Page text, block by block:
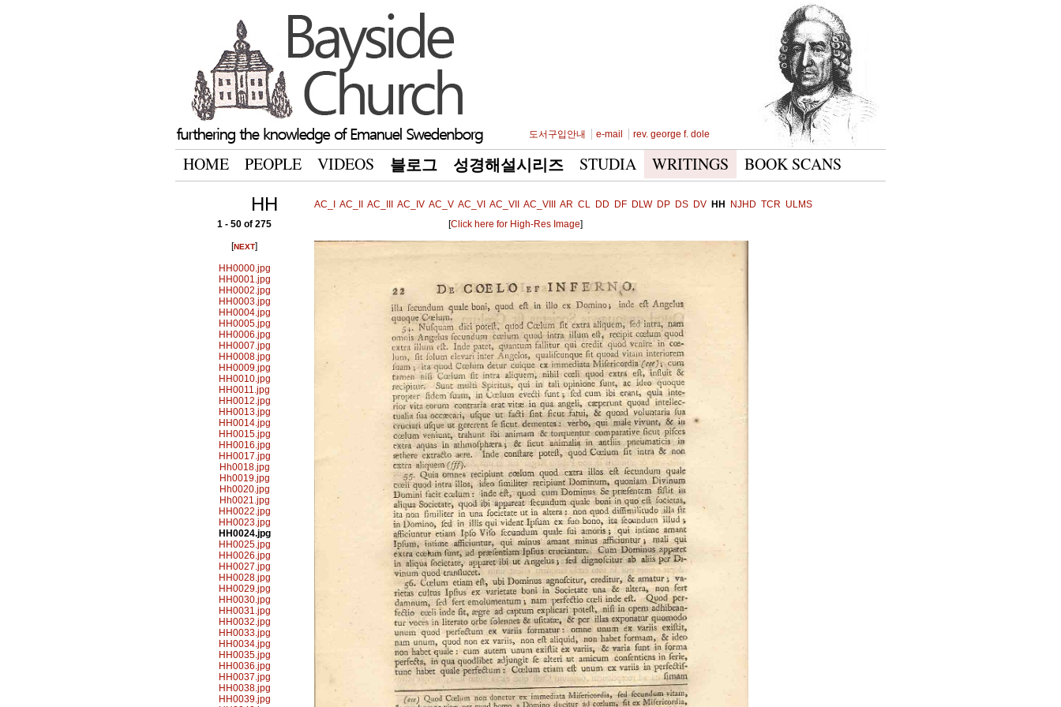
도서구입안내 e-mail rev. george f. dole
HOME PEOPLE VIDEOS 블로그 성경해설시리즈 STUDIA WRITINGS
BOOK SCANS
HH
AC_I AC_II AC_III AC_IV AC_V AC_VI AC_VII AC_VIII AR CL DD DF DLW DP DS DV HH NJHD TCR ULMS
1 - 50 of 275
[NEXT]
HH0000.jpg
HH0001.jpg
HH0002.jpg
HH0003.jpg
HH0004.jpg
HH0005.jpg
HH0006.jpg
HH0007.jpg
HH0008.jpg
HH0009.jpg
HH0010.jpg
HH0011.jpg
HH0012.jpg
HH0013.jpg
HH0014.jpg
HH0015.jpg
HH0016.jpg
HH0017.jpg
Hh0018.jpg
Hh0019.jpg
Hh0020.jpg
Hh0021.jpg
HH0022.jpg
HH0023.jpg
HH0024.jpg
HH0025.jpg
HH0026.jpg
HH0027.jpg
HH0028.jpg
HH0029.jpg
HH0030.jpg
HH0031.jpg
HH0032.jpg
HH0033.jpg
HH0034.jpg
HH0035.jpg
HH0036.jpg
HH0037.jpg
HH0038.jpg
HH0039.jpg
[Click here for High-Res Image]